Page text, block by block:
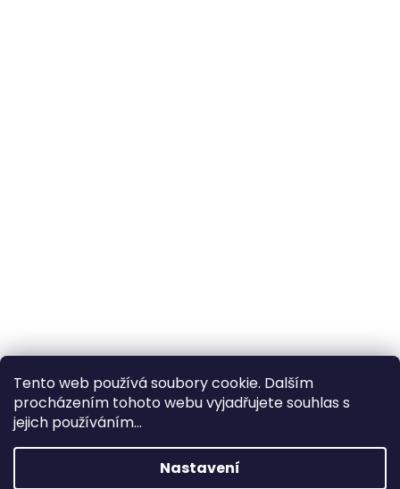
Tento web používá soubory cookie. Dalším
procházením tohoto webu vyjadřujete souhlas s
jejich používáním...
Nastavení
×
Hledáte nejvýhodnější cenu? Získáte jí
pomocíregistrace